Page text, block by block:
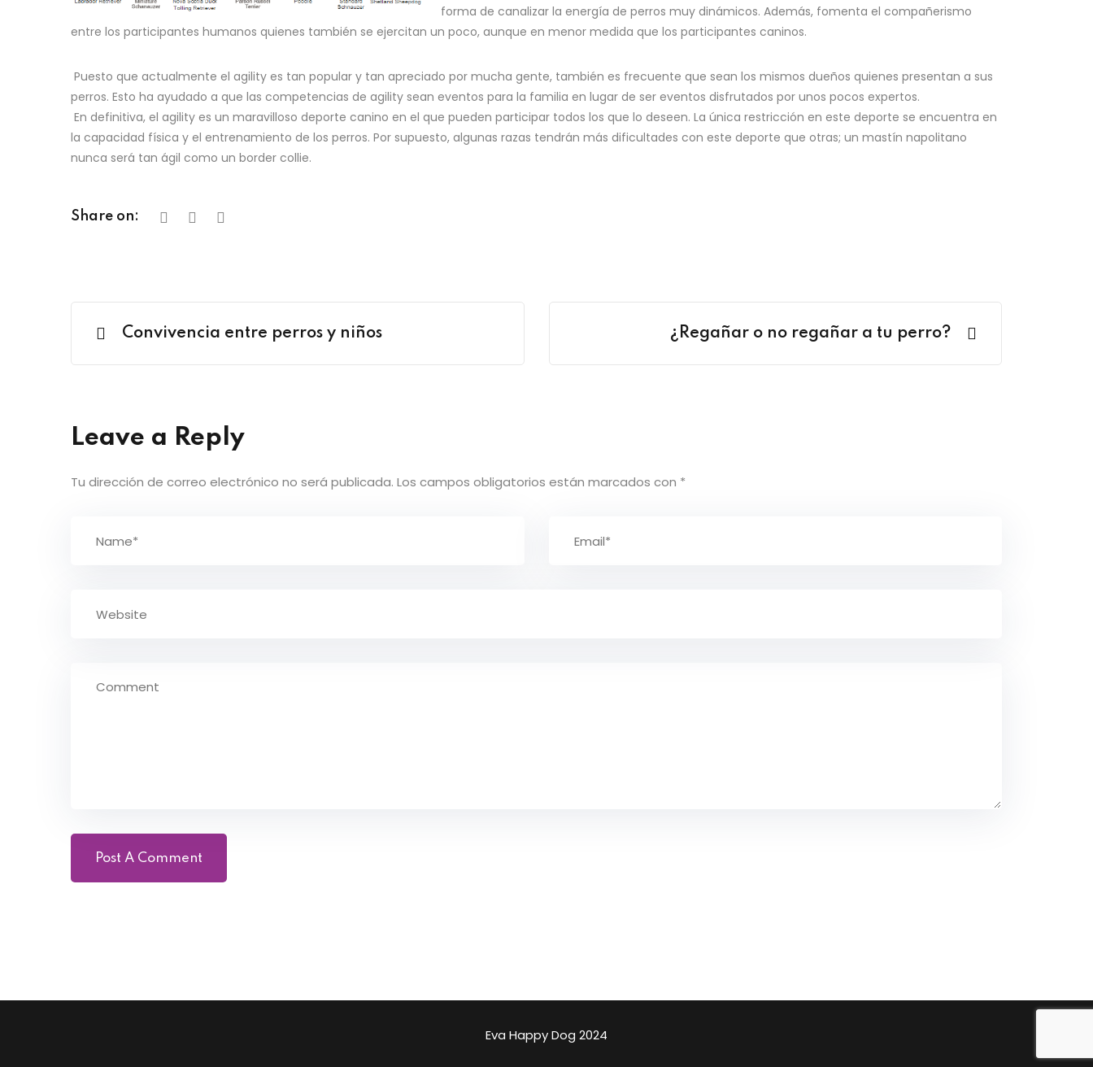
forma de canalizar la energía de perros muy dinámicos. Además, fomenta el compañerismo
entre los participantes humanos quienes también se ejercitan un poco, aunque en menor medida que los participantes caninos.
Puesto que actualmente el agility es tan popular y tan apreciado por mucha gente, también es frecuente que sean los mismos dueños quienes presentan a sus
perros. Esto ha ayudado a que las competencias de agility sean eventos para la familia en lugar de ser eventos disfrutados por unos pocos expertos.
En definitiva, el agility es un maravilloso deporte canino en el que pueden participar todos los que lo deseen. La única restricción en este deporte se encuentra en
la capacidad física y el entrenamiento de los perros. Por supuesto, algunas razas tendrán más dificultades con este deporte que otras; un mastín napolitano
nunca será tan ágil como un border collie.
Share on:
Convivencia entre perros y niños ¿Regañar o no regañar a tu perro?
Leave a Reply
Tu dirección de correo electrónico no será publicada. Los campos obligatorios están marcados con *
Eva Happy Dog 2024